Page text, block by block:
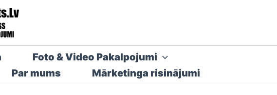
Foto & Video Pakalpojumi
Par mums Mārketinga risinājumi